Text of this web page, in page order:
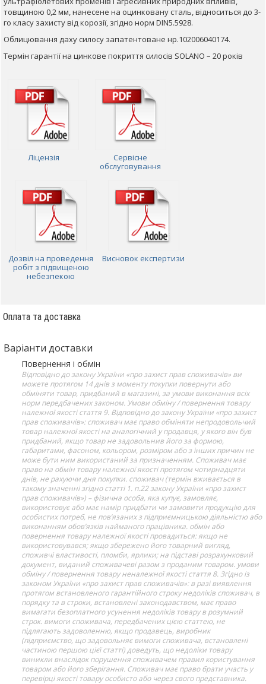
товщиною 0,2 мм, нанесене на оцинковану сталь, відноситься до 3-
го класу захисту від корозії, згідно норм DIN5.5928.
Облицювання даху силосу запатентоване нр.102006040174.
Термін гарантії на цинкове покриття силосів SOLANO – 20 років
Ліцензія
Сервісне
обслуговування
Дозвіл на проведення
робіт з підвищеною
небезпекою
Висновок експертизи
Оплата та доставка
Варіанти доставки
Повернення і обмін
Відповідно до закону України «про захист прав споживачів» ви
можете протягом 14 днів з моменту покупки повернути або
обміняти товар, придбаний в магазині, за умови виконання всіх
норм передбачених законом. Умови обміну / повернення товару
належної якості стаття 9. Відповідно до закону України «про захист
прав споживачів»: споживач має право обміняти непродовольчий
товар належної якості на аналогічний у продавця, у якого він був
придбаний, якщо товар не задовольнив його за формою,
габаритами, фасоном, кольором, розміром або з інших причин не
може бути ним використаний за призначенням. Споживач має
право на обмін товару належної якості протягом чотирнадцяти
днів, не рахуючи дня покупки. споживач (термін вживається в
такому значенні згідно статті 1. п.22 закону України «про захист
прав споживачів») – фізична особа, яка купує, замовляє,
використовує або має намір придбати чи замовити продукцію для
особистих потреб, не пов’язаних з підприємницькою діяльністю або
виконанням обов’язків найманого працівника. обмін або
повернення товару належної якості провадиться: якщо не
використовувався; якщо збережено його товарний вигляд,
споживчі властивості, пломби, ярлики; на підставі розрахунковий
документ, виданий споживачеві разом з проданим товаром. умови
обміну / повернення товару неналежної якості стаття 8. Згідно із
законом України «про захист прав споживачів»: в разі виявлення
протягом встановленого гарантійного строку недоліків споживач, в
порядку та в строки, встановлені законодавством, має право
вимагати безоплатного усунення недоліків товару в розумний
строк. вимоги споживача, передбачених цією статтею, не
підлягають задоволенню, якщо продавець, виробник
(підприємство, що задовольняє вимоги споживача, встановлені
частиною першою цієї статті) доведуть, що недоліки товару
виникли внаслідок порушення споживачем правил користування
товаром або його зберігання. Споживач має право брати участь у
перевірці якості товару особисто або через свого представника.